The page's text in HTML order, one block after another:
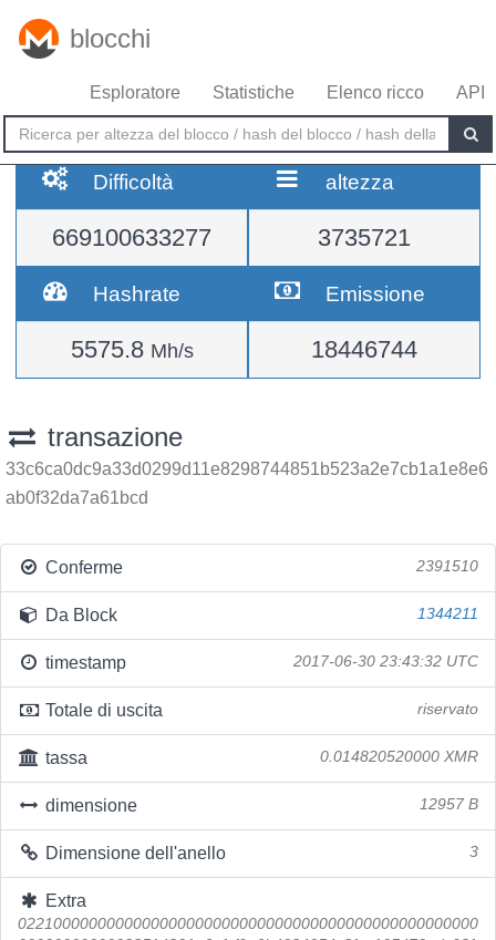
blocchi
Esploratore Statistiche Elenco ricco API
Difficoltà
669100633277
altezza
3735721
Hashrate
5575.8 Mh/s
Emissione
18446744
transazione
33c6ca0dc9a33d0299d11e8298744851b523a2e7cb1a1e8e6
ab0f32da7a61bcd
Conferme 2391510
Da Block 1344211
timestamp 2017-06-30 23:43:32 UTC
Totale di uscita riservato
tassa 0.014820520000 XMR
dimensione 12957 B
Dimensione dell'anello 3
Extra
0221000000000000000000000000000000000000000000000000